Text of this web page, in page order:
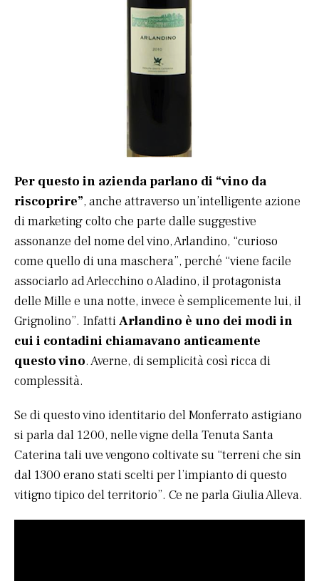
Per questo in azienda parlano di “vino da
riscoprire”, anche attraverso un’intelligente azione
di marketing colto che parte dalle suggestive
assonanze del nome del vino, Arlandino, “curioso
come quello di una maschera”, perché “viene facile
associarlo ad Arlecchino o Aladino, il protagonista
delle Mille e una notte, invece è semplicemente lui, il
Grignolino”. InfattiArlandino è uno dei modi in
cui i contadini chiamavano anticamente
questo vino. Averne, di semplicità così ricca di
complessità.
Se di questo vino identitario del Monferrato astigiano
si parla dal 1200, nelle vigne della Tenuta Santa
Caterina tali uve vengono coltivate su “terreni che sin
dal 1300 erano stati scelti per l’impianto di questo
vitigno tipico del territorio”. Ce ne parla Giulia Alleva.